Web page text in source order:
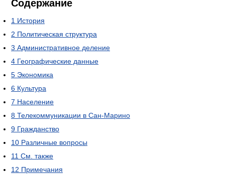
Содержание
1 История
2 Политическая структура
3 Административное деление
4 Географические данные
5 Экономика
6 Культура
7 Население
8 Телекоммуникации в Сан-Марино
9 Гражданство
10 Различные вопросы
11 См. также
12 Примечания